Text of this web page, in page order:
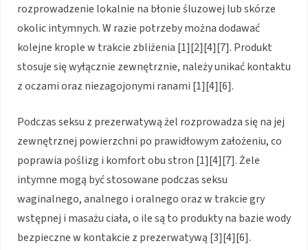
rozprowadzenie lokalnie na błonie śluzowej lub skórze
okolic intymnych. W razie potrzeby można dodawać
kolejne krople w trakcie zbliżenia [1][2][4][7]. Produkt
stosuje się wyłącznie zewnętrznie, należy unikać kontaktu
z oczami oraz niezagojonymi ranami [1][4][6].
Podczas seksu z prezerwatywą żel rozprowadza się na jej
zewnętrznej powierzchni po prawidłowym założeniu, co
poprawia poślizg i komfort obu stron [1][4][7]. Żele
intymne mogą być stosowane podczas seksu
waginalnego, analnego i oralnego oraz w trakcie gry
wstępnej i masażu ciała, o ile są to produkty na bazie wody
bezpieczne w kontakcie z prezerwatywą [3][4][6].